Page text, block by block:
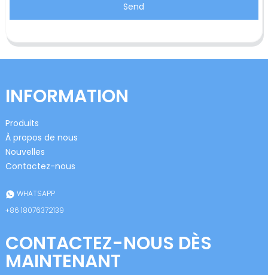
Send
INFORMATION
Produits
À propos de nous
Nouvelles
Contactez-nous
WHATSAPP
+86 18076372139
CONTACTEZ-NOUS DÈS
MAINTENANT